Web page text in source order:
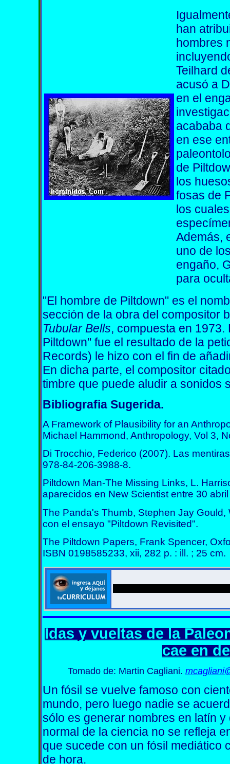
han
hombres
Teilhard
acusó a
en el
acababa
en ese
de
los
fosas de
los
Además,
uno de
engaño,
para
"El hombre de Piltdown" es el
sección de la obra del compositor
Tubular Bells, compuesta en
Piltdown" fue el resultado de la
Records) le hizo con el fin de
En dicha parte, el compositor
timbre que puede aludir a sonidos
Bibliografia Sugerida.
A Framework of Plausibility for an
Michael Hammond, Anthropology, Vol 3,
Di Trocchio, Federico (2007). Las
978-84-206-3988-8.
Piltdown Man-The Missing Links, L.
aparecidos en New Scientist entre 30
The Panda's Thumb, Stephen Jay Gould,
con el ensayo "Piltdown Revisited".
The Piltdown Papers, Frank Spencer,
ISBN 0198585233, xii, 282 p. : ill. ; 25 cm.
Idas y vueltas de la
cae en
Tomado de: Martin Cagliani.
Un fósil se vuelve famoso con
mundo, pero luego nadie se
sólo es generar nombres en latín
normal de la ciencia no se refleja
que sucede con un fósil mediático
de hora.